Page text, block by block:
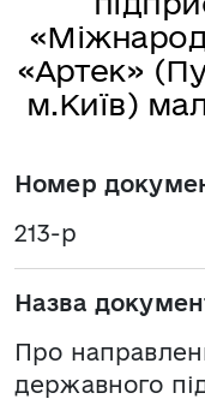
«Артек»
м.Київ)
Номер
213-р
Назва
Про
державного